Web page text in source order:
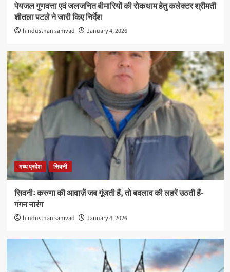
पेयजल गुणवत्ता एवं जलजनित बीमारियों की रोकथाम हेतु कलेक्टर श्रीमती
शीतला पटले ने जारी किए निर्देश
hindusthan samvad January 4, 2026
मध्य प्रदेश सिवनी
सिवनीः करुणा की आवाज़ें जब गूंजती हैं, तो बदलाव की लहरें उठती हैं-
गंगन नारंग
hindusthan samvad January 4, 2026